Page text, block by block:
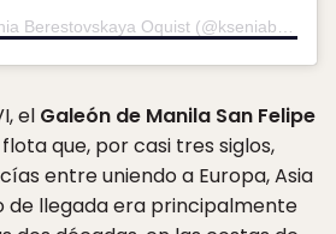
A post shared by Ksenia Berestovskaya Oquist (@kseniaberestovskaya)
el Galeón de Manila San Felipe
que, por casi tres siglos,
entre uniendo a Europa, Asia
de llegada era principalmente